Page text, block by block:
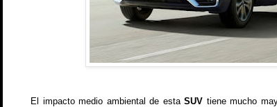
El impacto medio ambiental de estaSUV tiene mucho